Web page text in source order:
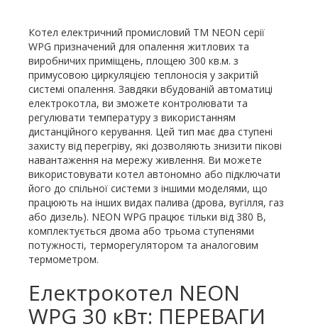
Котел електричний промисловий ТМ NEON серії
WPG призначений для опалення житлових та
виробничих приміщень, площею 300 кв.м. з
примусовою циркуляцією теплоносія у закритій
системі опалення. Завдяки вбудованій автоматиці
електрокотла, ви зможете контролювати та
регулювати температуру з використанням
дистанційного керування. Цей тип має два ступені
захисту від перегріву, які дозволяють знизити пікові
навантаження на мережу живлення. Ви можете
використовувати котел автономно або підключати
його до спільної системи з іншими моделями, що
працюють на інших видах палива (дрова, вугілля, газ
або дизель). NEON WPG працює тільки від 380 В,
комплектується двома або трьома ступенями
потужності, терморегулятором та аналоговим
термометром.
Електрокотел NEON
WPG 30 кВт: ПЕРЕВАГИ